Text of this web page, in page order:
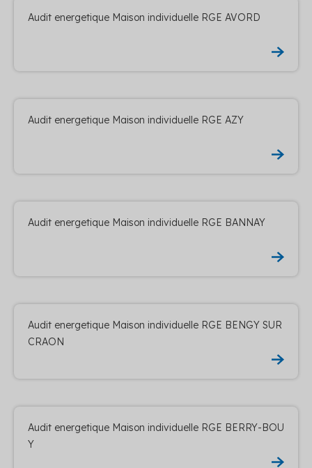
Audit energetique Maison individuelle RGE AVORD
Audit energetique Maison individuelle RGE AZY
Audit energetique Maison individuelle RGE BANNAY
Audit energetique Maison individuelle RGE BENGY SUR
CRAON
Audit energetique Maison individuelle RGE BERRY-BOU
Y